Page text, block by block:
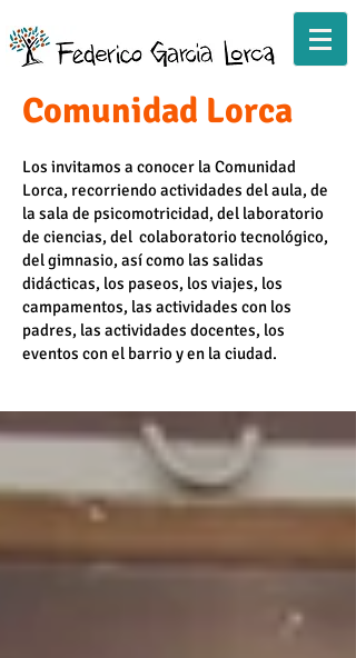
Comunidad Lorca
Los invitamos a conocer la Comunidad
Lorca, recorriendo actividades del aula, de
la sala de psicomotricidad, del laboratorio
de ciencias, del colaboratorio tecnológico,
del gimnasio, así como las salidas
didácticas, los paseos, los viajes, los
campamentos, las actividades con los
padres, las actividades docentes, los
eventos con el barrio y en la ciudad.